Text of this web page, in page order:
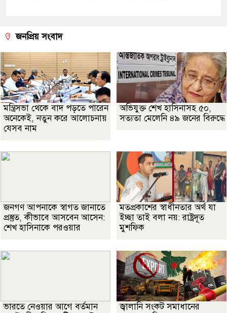
জনপ্রিয় সংবাদ
মন্ত্রিসভা থেকে বাদ পড়তে পারেন
অনেকেই, নতুন করে আলোচনায়
যেসব নাম
অভিযুক্ত শেখ হাসিনাসহ ৫০,
সত্যতা মেলেনি ৪৯ জনের বিরুদ্ধে
জনগণ আপনাকে স্বাগত জানাতে
প্রস্তুত, কীভাবে আসবেন আসেন:
শেখ হাসিনাকে পরওয়ার
মতপ্রকাশের স্বাধীনতার অর্থ যা
ইচ্ছা তাই বলা নয়: রাষ্ট্রদূত
মুশফিক
ভারতে নেওয়ার আগে বর্তমান
জ্বালানি সংকট সমাধানের